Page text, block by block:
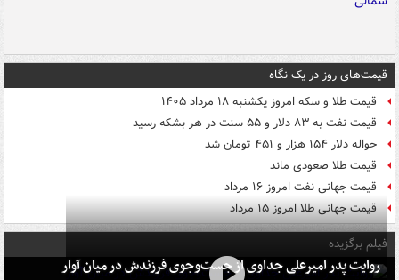
قیمت‌های روز در یک نگاه
قیمت طلا و سکه امروز یکشنبه ۱۸ مرداد ۱۴۰۵
قیمت نفت به ۸۳ دلار و ۵۵ سنت در هر بشکه رسید
حواله دلار ۱۵۴ هزار و ۴۵۱ تومان شد
قیمت طلا صعودی ماند
قیمت جهانی نفت امروز ۱۶ مرداد
قیمت جهانی طلا امروز ۱۵ مرداد
فیلم برگزیده
روایت پدر امیرعلی جداوی از جست‌وجوی فرزندش در میان آوار